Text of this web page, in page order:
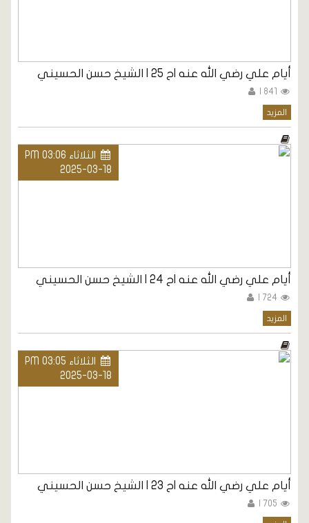
أيام علي رضي الله عنه |ح 25 | الشيخ حسن الحسيني
المزيد
الثلاثاء PM 03:06
2025-03-18
أيام علي رضي الله عنه |ح 24 | الشيخ حسن الحسيني
المزيد
الثلاثاء PM 03:05
2025-03-18
أيام علي رضي الله عنه |ح 23 | الشيخ حسن الحسيني